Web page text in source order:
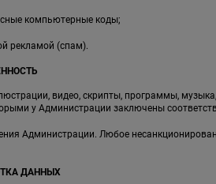
компьютерные коды;
рекламой (спам).
видео, скрипты, программы, музыка,
у Администрации заключены
Администрации. Любое
ДАННЫХ